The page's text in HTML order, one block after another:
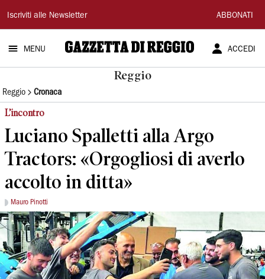
Gazzetta
di
Reggio
Iscriviti alle Newsletter ABBONATI
MENU ACCEDI
Reggio
Reggio Cronaca
L’incontro
Luciano Spalletti alla Argo
Tractors: «Orgogliosi di averlo
accolto in ditta»
Mauro Pinotti